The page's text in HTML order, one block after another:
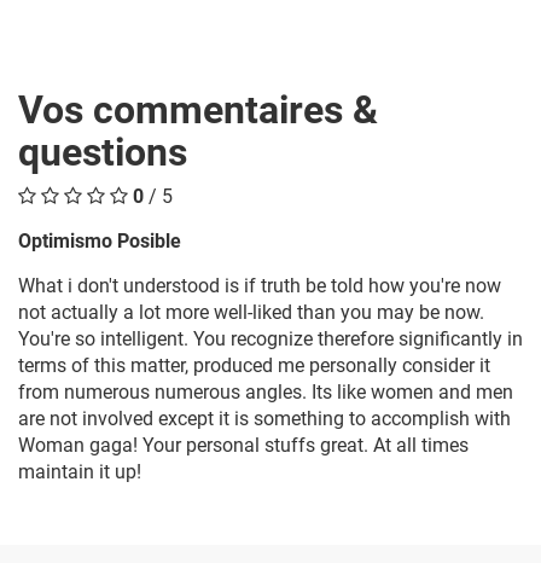
Vos commentaires &
questions
0 / 5
Optimismo Posible
What i don't understood is if truth be told how you're now
not actually a lot more well-liked than you may be now.
You're so intelligent. You recognize therefore significantly in
terms of this matter, produced me personally consider it
from numerous numerous angles. Its like women and men
are not involved except it is something to accomplish with
Woman gaga! Your personal stuffs great. At all times
maintain it up!